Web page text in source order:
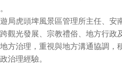
局虎頭埤風景區管理所主任、安
觀光發展、宗教禮俗、地方行政
方治理，重視與地方溝通協調，
治理經驗。